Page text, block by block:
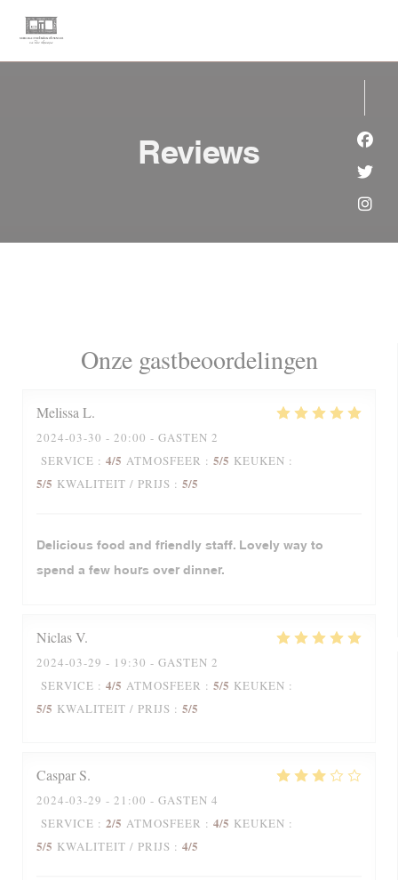
Reviews
Onze gastbeoordelingen
MelissaL
2024-03-30 - 20:00 - GASTEN 2
SERVICE : 4/5 ATMOSFEER : 5/5 KEUKEN :
5/5 KWALITEIT / PRIJS : 5/5
Delicious food and friendly staff. Lovely way to
spend a few hours over dinner.
NiclasV
2024-03-29 - 19:30 - GASTEN 2
SERVICE : 4/5 ATMOSFEER : 5/5 KEUKEN :
5/5 KWALITEIT / PRIJS : 5/5
Caspar S
2024-03-29 - 21:00 - GASTEN 4
SERVICE : 2/5 ATMOSFEER : 4/5 KEUKEN :
5/5 KWALITEIT / PRIJS : 4/5